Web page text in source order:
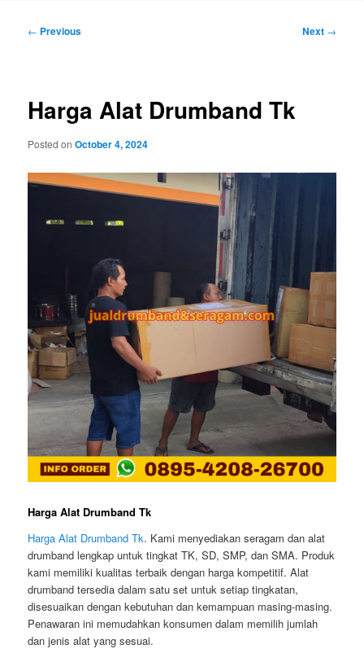
Post
← Previous Next →
Harga Alat Drumband Tk
Posted onOctober 4, 2024
Harga Alat Drumband Tk
Harga Alat Drumband Tk. Kami menyediakan seragam dan alat
drumband lengkap untuk tingkat TK, SD, SMP, dan SMA. Produk
kami memiliki kualitas terbaik dengan harga kompetitif. Alat
drumband tersedia dalam satu set untuk setiap tingkatan,
disesuaikan dengan kebutuhan dan kemampuan masing-masing.
Penawaran ini memudahkan konsumen dalam memilih jumlah
dan jenis alat yang sesuai.